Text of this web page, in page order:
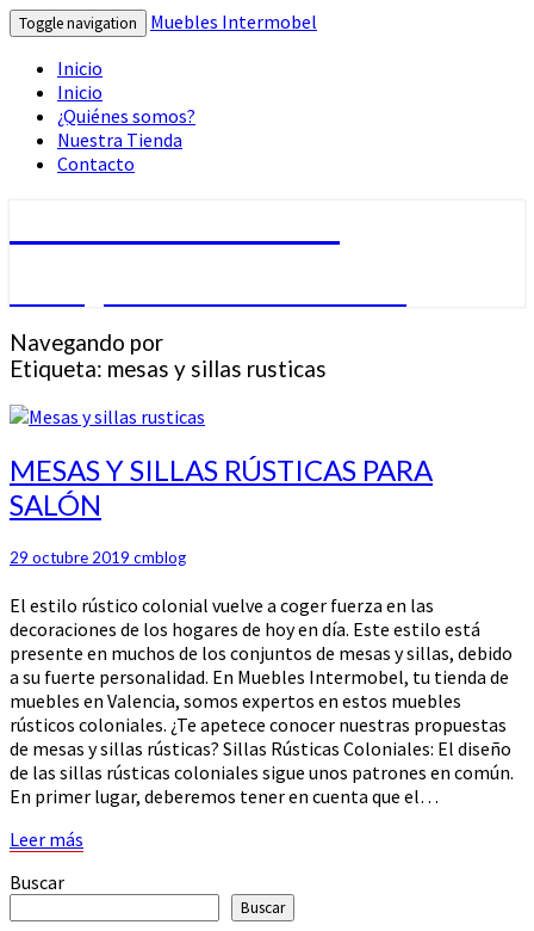
Toggle navigation
Muebles Intermobel
Inicio
Inicio
¿Quiénes somos?
Nuestra Tienda
Contacto
Navegando por
Etiqueta: mesas y sillas rusticas
MESAS
Y
SILLAS
PARA
MESAS Y SILLAS RÚSTICAS PARA
SALÓN
29 octubre 2019 cmblog
El estilo rústico colonial vuelve a coger fuerza en las
decoraciones de los hogares de hoy en día. Este estilo está
presente en muchos de los conjuntos de mesas y sillas, debido
a su fuerte personalidad. En Muebles Intermobel, tu tienda de
muebles en Valencia, somos expertos en estos muebles
rústicos coloniales. ¿Te apetece conocer nuestras propuestas
de mesas y sillas rústicas? Sillas Rústicas Coloniales: El diseño
de las sillas rústicas coloniales sigue unos patrones en común.
En primer lugar, deberemos tener en cuenta que el…
Leer más
Buscar
Buscar